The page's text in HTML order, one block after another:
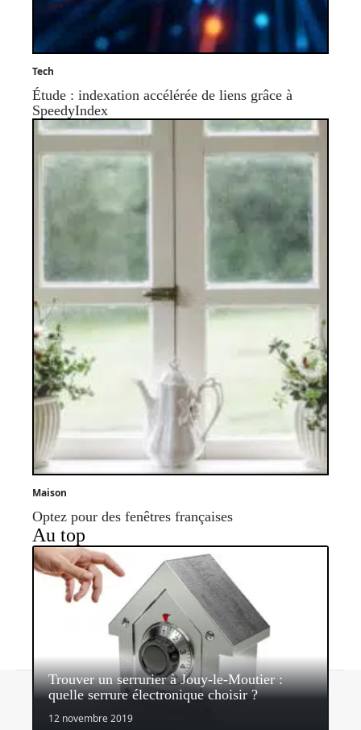
Tech
Étude : indexation accélérée de liens grâce à
SpeedyIndex
Maison
Optez pour des fenêtres françaises
Au top
Trouver un serrurier à Jouy-le-Moutier :
quelle serrure électronique choisir ?
12 novembre 2019© 2026 | parvisdesgentils.fr
Contact Mentions légales Sitemap